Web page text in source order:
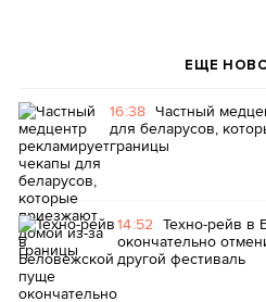
ЕЩЕ
16:38 Частный
для беларусов,
границы
14:52 Техно-рейв в
окончательно
другой фестиваль